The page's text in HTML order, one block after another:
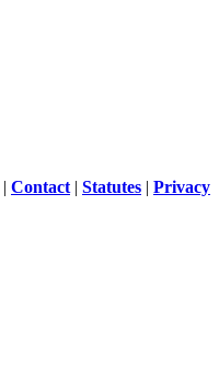
| Contact | Statutes | Privacy